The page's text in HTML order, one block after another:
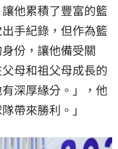
他累積了豐富的籃
手紀錄，​但作為籃
份，​讓他備受關
母和祖父母成長的
深厚緣分。」，​他
帶來勝利。」